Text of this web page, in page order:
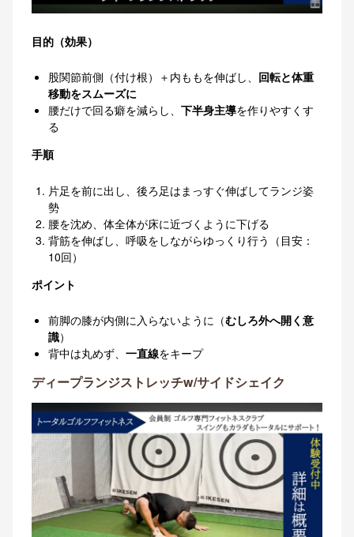
目的（効果）
股関節前側（付け根）＋内ももを伸ばし、 回転と体重
移動をスムーズに
腰だけで回る癖を減らし、 下半身主導を作りやすくす
る
手順
片足を前に出し、後ろ足はまっすぐ伸ばしてランジ姿
勢
腰を沈め、体全体が床に近づくように下げる
背筋を伸ばし、呼吸をしながらゆっくり行う（目安：
10回）
ポイント
前脚の膝が内側に入らないように（むしろ外へ開く意
識）
背中は丸めず、 一直線をキープ
ディープランジストレッチw/サイドシェイク